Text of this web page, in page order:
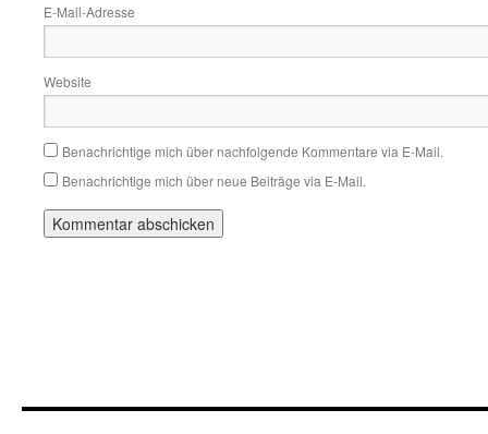
E-Mail-Adresse
Website
Benachrichtige mich über nachfolgende Kommentare via E-Mail.
Benachrichtige mich über neue Beiträge via E-Mail.